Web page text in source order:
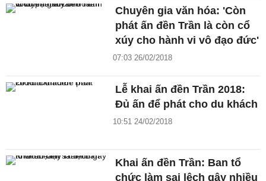
Chuyên gia văn hóa: 'Còn
phát ấn đền Trần là còn cổ
xúy cho hành vi vô đạo đức'
07:03 26/02/2018
Lễ khai ấn đền Trần 2018:
Đủ ấn để phát cho du khách
10:51 24/02/2018
Khai ấn đền Trần: Ban tổ
chức làm sai lệch gây nhiều